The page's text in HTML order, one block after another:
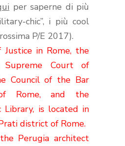
per saperne di più
chic”, i più cool
P/E 2017).
Justice in Rome, the
Court of
Council of the Bar
Rome, and the
Library, is located in
district of Rome.
Perugia architect